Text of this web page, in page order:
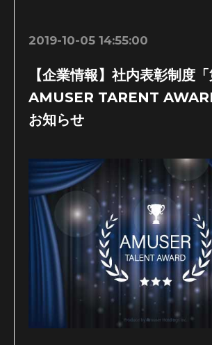
2019-10-05 14:55:00
【企業情報】社内表彰制度
AMUSER TARENT
お知らせ